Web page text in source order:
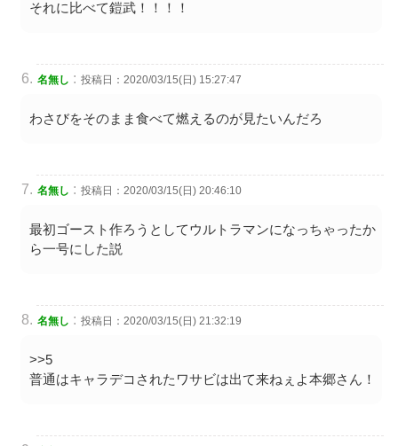
それに比べて鎧武！！！！
名無し : 投稿日：2020/03/15(日) 15:27:47
わさびをそのまま食べて燃えるのが見たいんだろ
名無し : 投稿日：2020/03/15(日) 20:46:10
最初ゴースト作ろうとしてウルトラマンになっちゃったか
ら一号にした説
名無し : 投稿日：2020/03/15(日) 21:32:19
>>5
普通はキャラデコされたワサビは出て来ねぇよ本郷さん！